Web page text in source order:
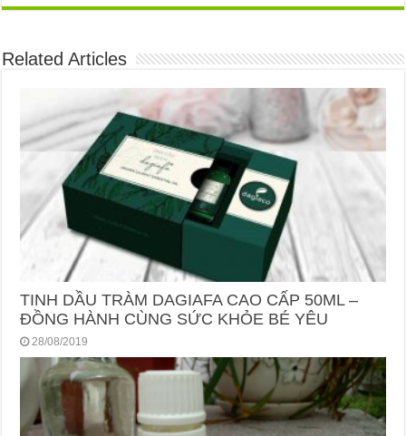
Related Articles
TINH DẦU TRÀM DAGIAFA CAO CẤP 50ML –
ĐỒNG HÀNH CÙNG SỨC KHỎE BÉ YÊU
28/08/2019